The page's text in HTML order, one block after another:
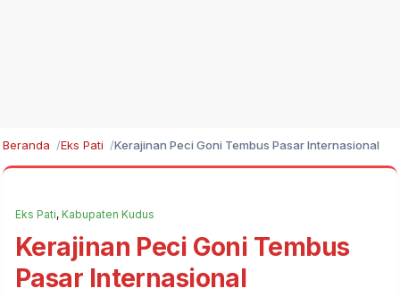
Beranda Eks Pati Kerajinan Peci Goni Tembus Pasar Internasional
Eks Pati, Kabupaten Kudus
Kerajinan Peci Goni Tembus
Pasar Internasional